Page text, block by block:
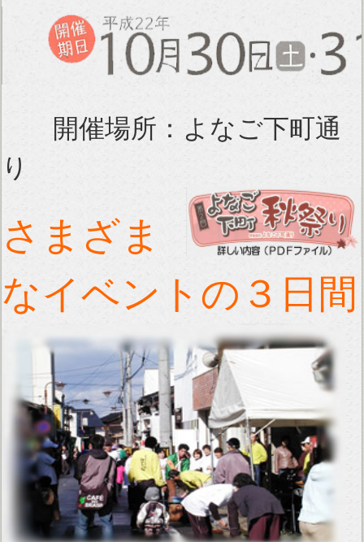
開催場所：よなご下町通
り
さまざま
なイベントの３日間